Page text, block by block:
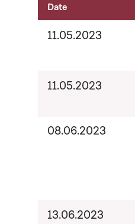
Aktivitéiten um
Date
11.05.2023
11.05.2023
08.06.2023
13.06.2023